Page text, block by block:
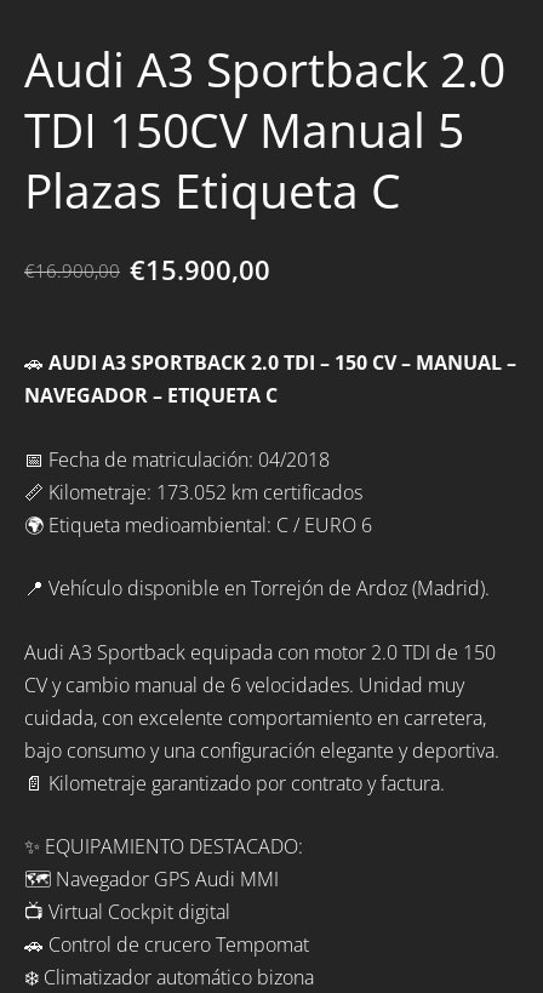
Audi A3 Sportback 2.0
TDI 150CV Manual 5
Plazas Etiqueta C
€16.900,00 €15.900,00
🚗 AUDI A3 SPORTBACK 2.0 TDI – 150 CV – MANUAL –
NAVEGADOR – ETIQUETA C
📅 Fecha de matriculación: 04/2018
📏 Kilometraje: 173.052 km certificados
🌍 Etiqueta medioambiental: C / EURO 6
📍 Vehículo disponible en Torrejón de Ardoz (Madrid).
Audi A3 Sportback equipada con motor 2.0 TDI de 150
CV y cambio manual de 6 velocidades. Unidad muy
cuidada, con excelente comportamiento en carretera,
bajo consumo y una configuración elegante y deportiva.
📄 Kilometraje garantizado por contrato y factura.
✨ EQUIPAMIENTO DESTACADO:
🗺️ Navegador GPS Audi MMI
📺 Virtual Cockpit digital
🚗 Control de crucero Tempomat
❄️ Climatizador automático bizona